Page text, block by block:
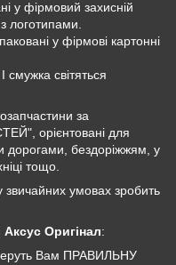
у фірмовий захисній
логотипами.
у фірмові картонні
смужка світяться
за
орієнтовані для
дорогами, бездоріжжям, у
тощо.
умовах зробить
Аксус Оригінал:
Вам ПРАВИЛЬНУ